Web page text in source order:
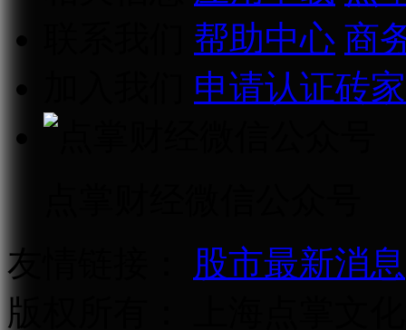
帮助中心 商
申请认证砖家
友情链接：
股市最新消息
版权所有：